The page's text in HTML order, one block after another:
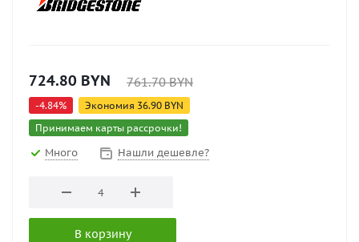
724.80 BYN 761.70BYN
-4.84% Экономия 36.90 BYN
Принимаем карты рассрочки!
Много Нашли дешевле?
В корзину